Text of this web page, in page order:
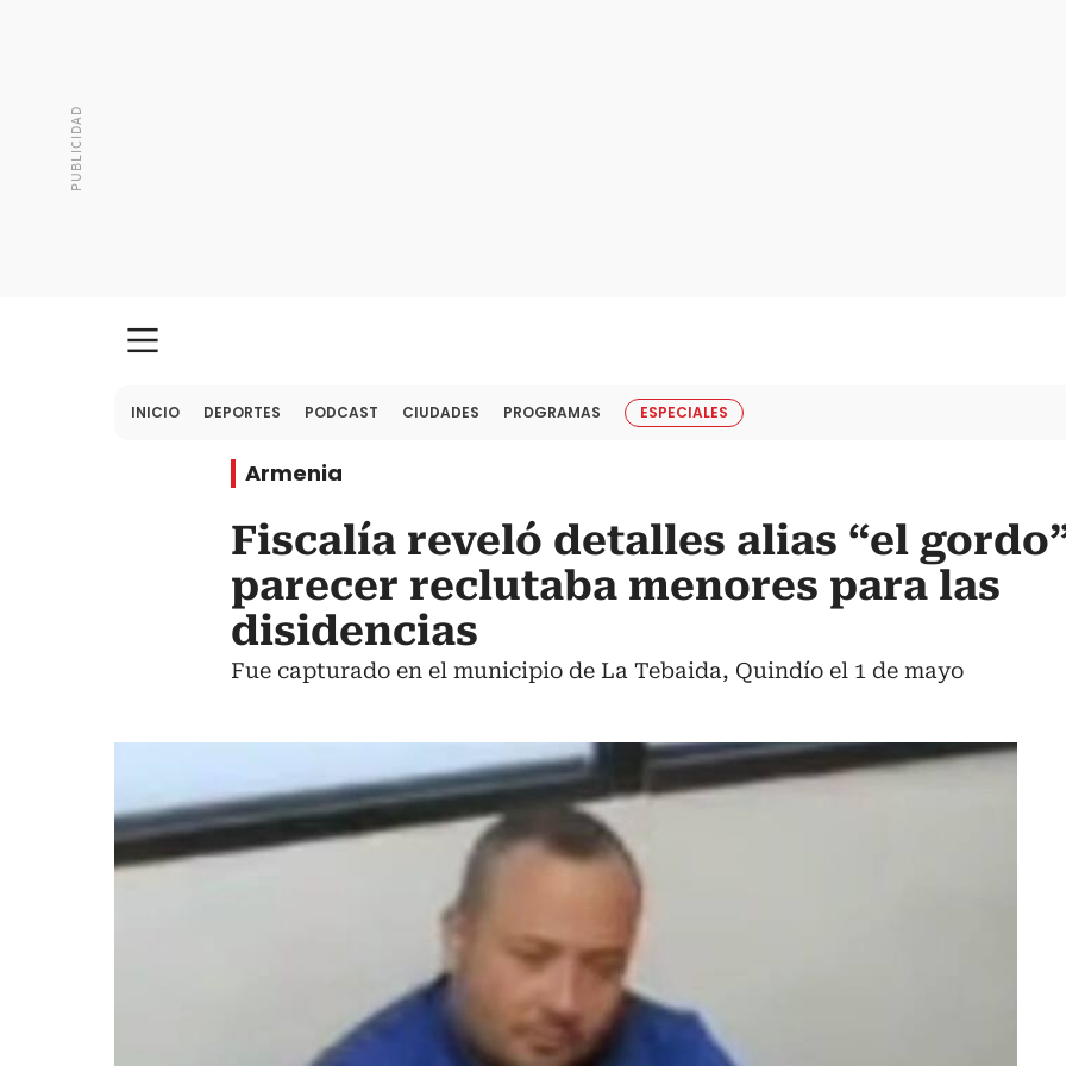
INICIO DEPORTES PODCAST CIUDADES PROGRAMAS ESPECIALES
Armenia
Fiscalía reveló detalles alias “el
parecer reclutaba menores para las
disidencias
Fue capturado en el municipio de La Tebaida, Quindío el 1 de mayo